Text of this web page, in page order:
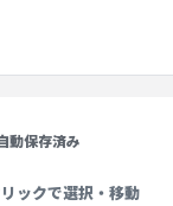
動保存済み
ックで選択・移動